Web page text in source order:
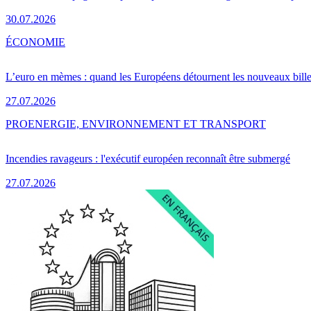
30.07.2026
L’euro en mèmes : quand les Européens détournent les nouveaux
27.07.2026
ÉCONOMIE
Incendies ravageurs : l'exécutif européen reconnaît être submergé
27.07.2026
PROENERGIE, ENVIRONNEMENT ET TRANSPORT